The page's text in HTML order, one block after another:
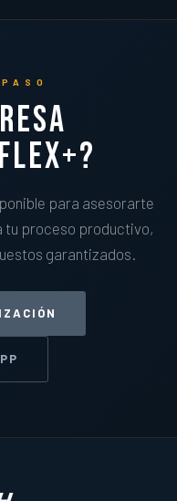
para asesorarte
tu proceso productivo,
garantizados.